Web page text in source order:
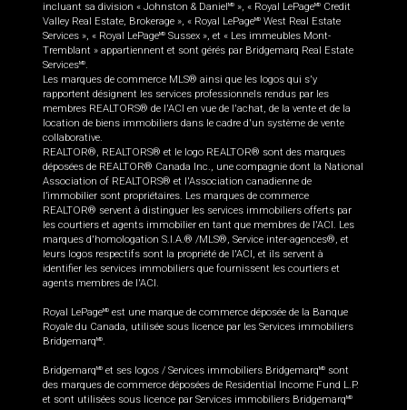
incluant sa division « Johnston & Daniel MD », « Royal LePageMD
Credit
Valley Real Estate, Brokerage », « Royal LePageMD West Real Estate
Services », « Royal LePageMD Sussex », et « Les immeubles Mont-
Tremblant » appartiennent et sont gérés par Bridgemarq Real Estate
ServicesMD.
Les marques de commerce MLS® ainsi que les logos qui s'y
rapportent désignent les services professionnels rendus par les
membres REALTORS® de l'ACI en vue de l'achat, de la vente et de la
location de biens immobiliers dans le cadre d'un système de vente
collaborative.
REALTOR®, REALTORS® et le logo REALTOR® sont des marques
déposées de REALTOR® Canada Inc., une compagnie dont la National
Association of REALTORS® et l'Association canadienne de
l’immobilier sont propriétaires. Les marques de commerce
REALTOR® servent à distinguer les services immobiliers offerts par
les courtiers et agents immobilier en tant que membres de l'ACI. Les
marques d'homologation S.I.A.® /MLS®, Service inter-agences®, et
leurs logos respectifs sont la propriété de l'ACI, et ils servent à
identifier les services immobiliers que fournissent les courtiers et
agents membres de l'ACI.
Royal LePageMD est une marque de commerce déposée de la Banque
Royale du Canada, utilisée sous licence par les Services immobiliers
BridgemarqMD.
BridgemarqMD et ses logos / Services immobiliers BridgemarqMD
sont
des marques de commerce déposées de Residential Income Fund L.P.
et sont utilisées sous licence par Services immobiliers BridgemarqMD